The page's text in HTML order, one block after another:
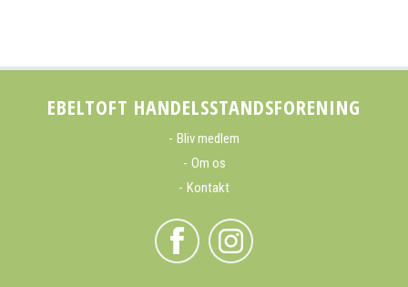
EBELTOFT HANDELSSTANDSFORENING
Bliv medlem
Om os
Kontakt